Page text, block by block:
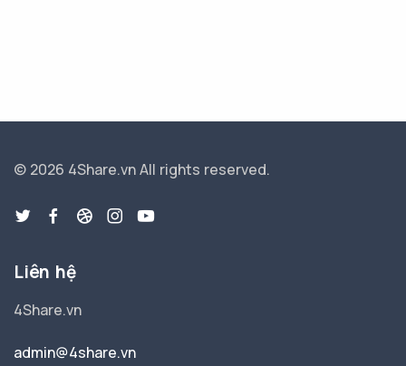
© 2026 4Share.vnAll rights reserved.
Liên hệ
4Share.vn
admin@4share.vn